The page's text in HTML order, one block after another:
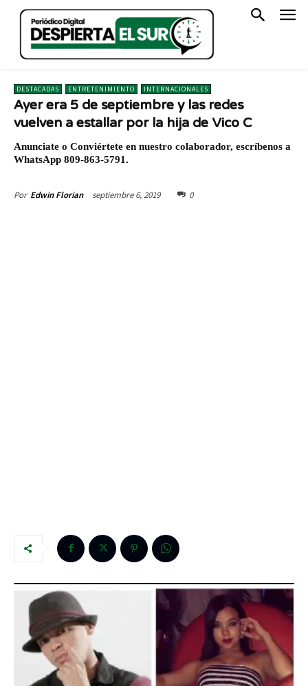
DESTACADAS ENTRETENIMIENTO INTERNACIONALES
Ayer era 5 de septiembre y las redes
vuelven a estallar por la hija de Vico C
Anunciate o Conviértete en nuestro colaborador, escríbenos a
WhatsApp 809-863-5791.
Por Edwin Florian septiembre 6, 2019 0